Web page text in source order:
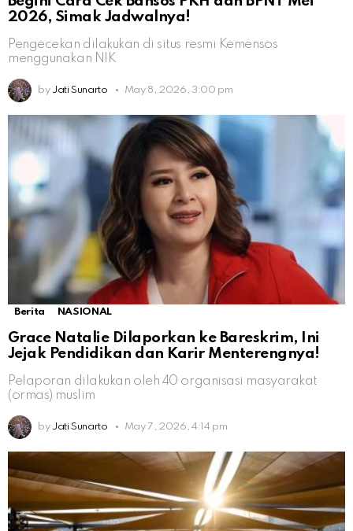
2026, Simak Jadwalnya!
Pengecekan dilakukan di situs resmi Kemensos
menggunakan NIK
by Jati Sunarto May 8, 2026, 3:00 pm
Berita NASIONAL
Grace Natalie Dilaporkan ke Bareskrim, Ini
Jejak Pendidikan dan Karir Menterengnya!
Pelaporan dilakukan oleh 40 organisasi masyarakat
(ormas) muslim
by Jati Sunarto May 7, 2026, 4:14 pm